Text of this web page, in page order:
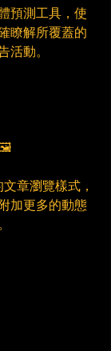
預測工具，使
瞭解所覆蓋的
活動。
🖼
章瀏覽樣式，
加更多的動態